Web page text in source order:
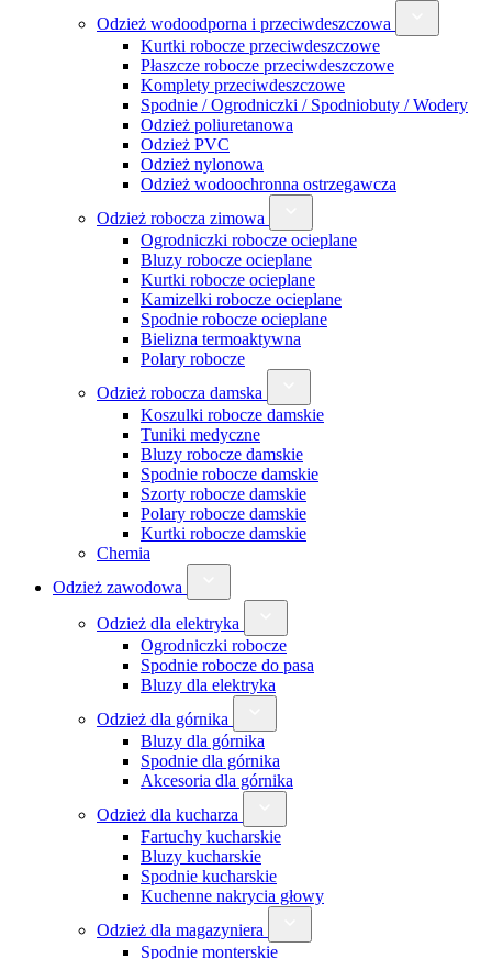
Odzież wodoodporna i przeciwdeszczowa
Kurtki robocze przeciwdeszczowe
Płaszcze robocze przeciwdeszczowe
Komplety przeciwdeszczowe
Spodnie / Ogrodniczki / Spodniobuty / Wodery
Odzież poliuretanowa
Odzież PVC
Odzież nylonowa
Odzież wodoochronna ostrzegawcza
Odzież robocza zimowa
Ogrodniczki robocze ocieplane
Bluzy robocze ocieplane
Kurtki robocze ocieplane
Kamizelki robocze ocieplane
Spodnie robocze ocieplane
Bielizna termoaktywna
Polary robocze
Odzież robocza damska
Koszulki robocze damskie
Tuniki medyczne
Bluzy robocze damskie
Spodnie robocze damskie
Szorty robocze damskie
Polary robocze damskie
Kurtki robocze damskie
Chemia
Odzież zawodowa
Odzież dla elektryka
Ogrodniczki robocze
Spodnie robocze do pasa
Bluzy dla elektryka
Odzież dla górnika
Bluzy dla górnika
Spodnie dla górnika
Akcesoria dla górnika
Odzież dla kucharza
Fartuchy kucharskie
Bluzy kucharskie
Spodnie kucharskie
Kuchenne nakrycia głowy
Odzież dla magazyniera
Spodnie monterskie